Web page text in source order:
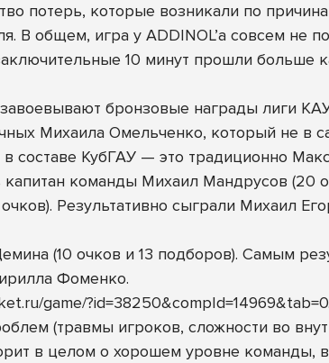
потерь, которые возникали по
общем, игра у ADDINOL’а совсем не
10 минут прошли больше
бронзовые награды лиги
Михаила Омельченко, который не в
составе КубГАУ — это традиционно
команды Михаил Мандрусов (20
Результативно сыграли Михаил
(10 очков и 13 подборов). Самым
Фоменко.
game/?id=38250&compId=14969&tab=0.
(травмы игроков, сложности во
в целом о хорошем уровне команды,